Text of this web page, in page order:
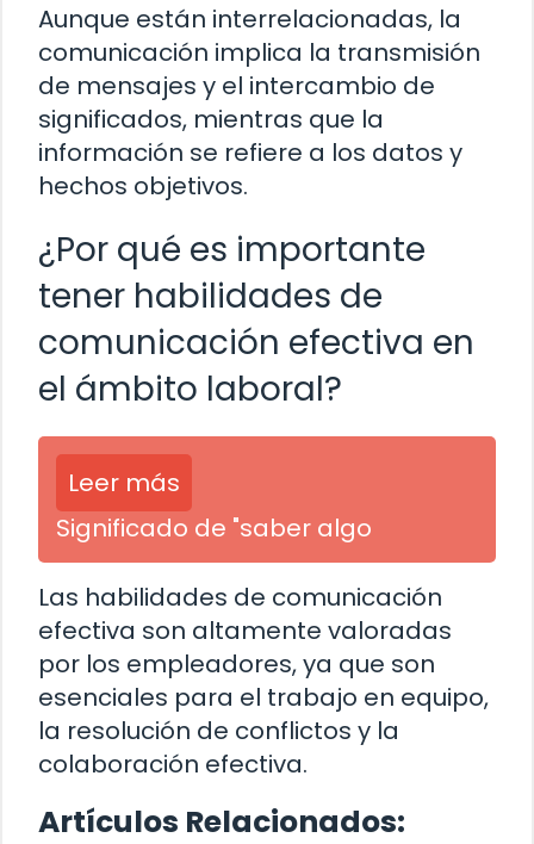
Aunque están interrelacionadas, la
comunicación implica la transmisión
de mensajes y el intercambio de
significados, mientras que la
información se refiere a los datos y
hechos objetivos.
¿Por qué es importante
tener habilidades de
comunicación efectiva en
el ámbito laboral?
Leer más
Significado de "saber algo
Las habilidades de comunicación
efectiva son altamente valoradas
por los empleadores, ya que son
esenciales para el trabajo en equipo,
la resolución de conflictos y la
colaboración efectiva.
Artículos Relacionados: